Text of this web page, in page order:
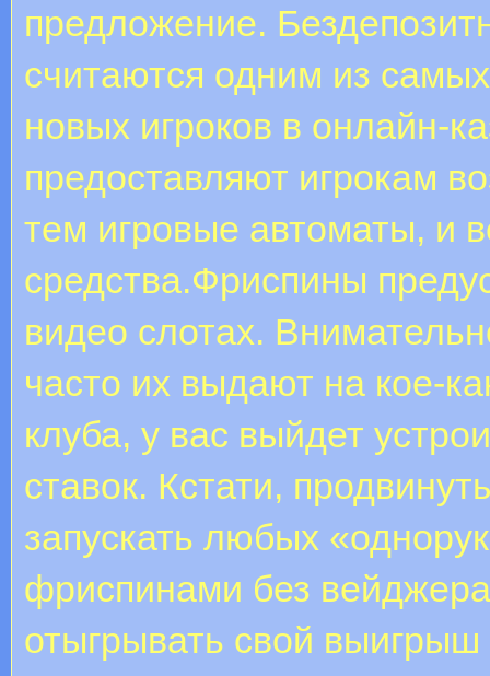
предложение.
считаются одним из
новых игроков в онлайн-
предоставляют игрокам
тем игровые автоматы, и
средства.Фриспины
видео слотах.
часто их выдают на кое-
клуба, у вас выйдет
ставок. Кстати,
запускать любых
фриспинами без
отыгрывать свой